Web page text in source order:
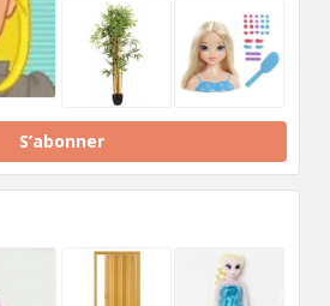
S’abonner